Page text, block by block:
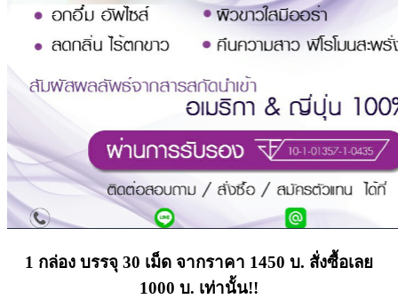
1 กล่อง บรรจุ 30 เม็ด จากราคา 1450 บ. สั่งซื้อเลย
1000 บ. เท่านั้น!!